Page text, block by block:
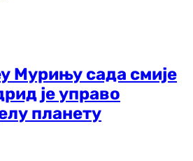
Мурињу сада смије
је управо
планету